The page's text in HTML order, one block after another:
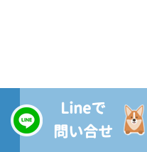
Lineで
問い合せ